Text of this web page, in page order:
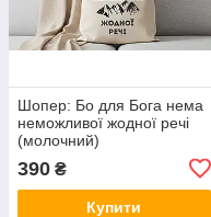
Шопер: Бо для Бога нема
неможливої жодної речі
(молочний)
390 ₴
Купити